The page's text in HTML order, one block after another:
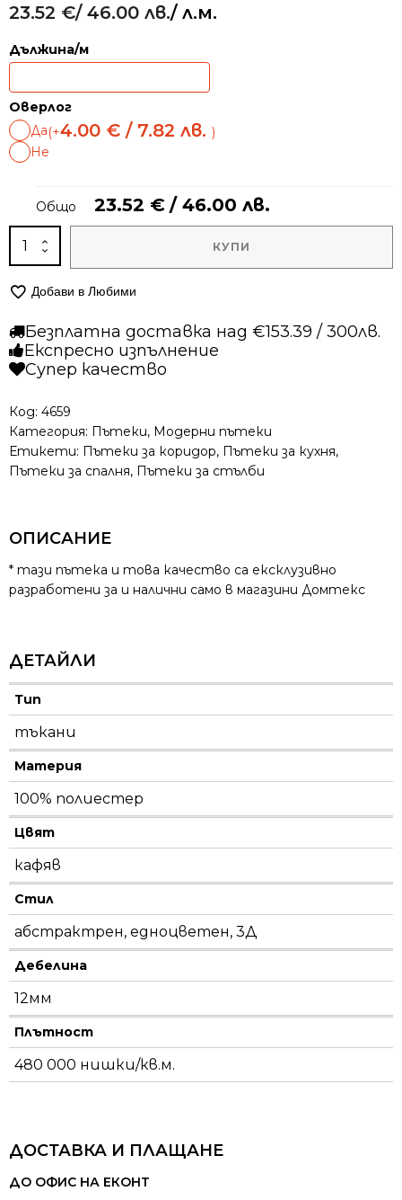
23.52 €/ 46.00 лв./ л.м.
Дължина/м
Оверлог
Да(+4.00 € / 7.82 лв. )
Не
Общо 23.52 € / 46.00 лв.
количество
за
пътека
Санти
0775
Кафяв
КУПИ
Добави в Любими
Безплатна доставка над €153.39 / 300лв.
Експресно изпълнение
Супер качество
Код: 4659
Категория: Пътеки, Модерни пътеки
Етикети: Пътеки за коридор, Пътеки за кухня,
Пътеки за спалня, Пътеки за стълби
ОПИСАНИЕ
* тази пътека и това качество са ексклузивно
разработени за и налични само в магазини Домтекс
ДЕТАЙЛИ
Тип
тъкани
Материя
100% полиестер
Цвят
кафяв
Стил
абстрактрен, едноцветен, 3Д
Дебелина
12мм
Плътност
480 000 нишки/кв.м.
ДОСТАВКА И ПЛАЩАНЕ
ДО ОФИС НА ЕКОНТ